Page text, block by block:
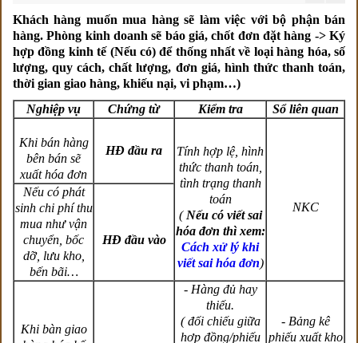
Khách hàng muốn mua hàng sẽ làm việc với bộ phận bán
hàng. Phòng kinh doanh sẽ báo giá, chốt đơn đặt hàng -> Ký
hợp đồng kinh tế (Nếu có) để thống nhất về loại hàng hóa, số
lượng, quy cách, chất lượng, đơn giá, hình thức thanh toán,
thời gian giao hàng, khiếu nại, vi phạm…)
Nghiệp vụ
Chứng từ Kiểm tra Sổ liên quan
Khi bán hàng
bên bán sẽ
xuất hóa đơn
HĐ đầu ra
Tính hợp lệ, hình
thức thanh toán,
tình trạng thanh
toán
( Nếu có viết sai
hóa đơn thì xem:
Cách xử lý khi
viết sai hóa đơn)
NKC
Nếu có phát
sinh chi phí thu
mua như vận
chuyển, bốc
dỡ, lưu kho,
bến bãi…
HĐ đầu vào
Khi bàn giao
- Hàng đủ hay
thiếu.
( đối chiếu giữa
hơp đồng/phiếu
- Bảng kê
phiếu xuất kho